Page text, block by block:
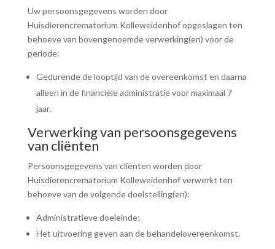
Uw persoonsgegevens worden door
Huisdierencrematorium Kolleweidenhof opgeslagen ten
behoeve van bovengenoemde verwerking(en) voor de
periode:
Gedurende de looptijd van de overeenkomst en daarna
alleen in de financiële administratie voor maximaal 7
jaar.
Verwerking van persoonsgegevens
van cliënten
Persoonsgegevens van cliënten worden door
Huisdierencrematorium Kolleweidenhof verwerkt ten
behoeve van de volgende doelstelling(en):
Administratieve doeleinde;
Het uitvoering geven aan de behandelovereenkomst.